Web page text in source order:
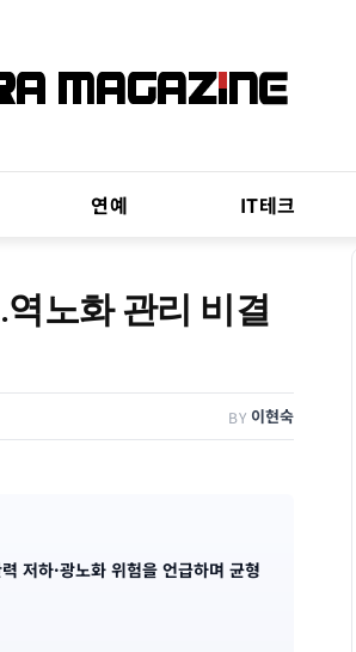
연예 IT테크
노화 관리 비결
BY 이현숙
저하·광노화 위험을 언급하며 균형